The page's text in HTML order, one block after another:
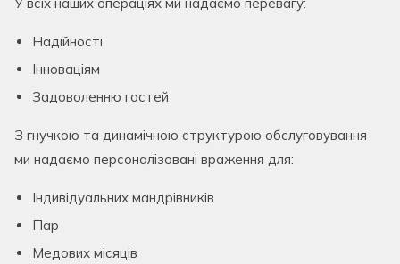
Надійності
Інноваціям
Задоволенню гостей
З гнучкою та динамічною структурою обслуговування
ми надаємо персоналізовані враження для:
Індивідуальних мандрівників
Пар
Медових місяців